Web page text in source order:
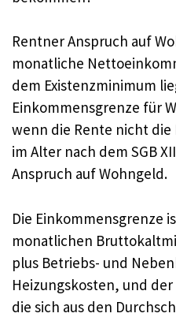
Rentner Anspruch auf
monatliche
dem Existenzminimum
Einkommensgrenze für
wenn die Rente nicht
im Alter nach dem SGB
Anspruch auf Wohngeld.
Die Einkommensgrenze
monatlichen
plus Betriebs- und
Heizungskosten, und
die sich aus den